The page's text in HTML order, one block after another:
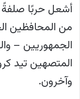
أشعل حربًا
من المحافظين
الجمهوريين –
المتصهين تيد
وآخرون.